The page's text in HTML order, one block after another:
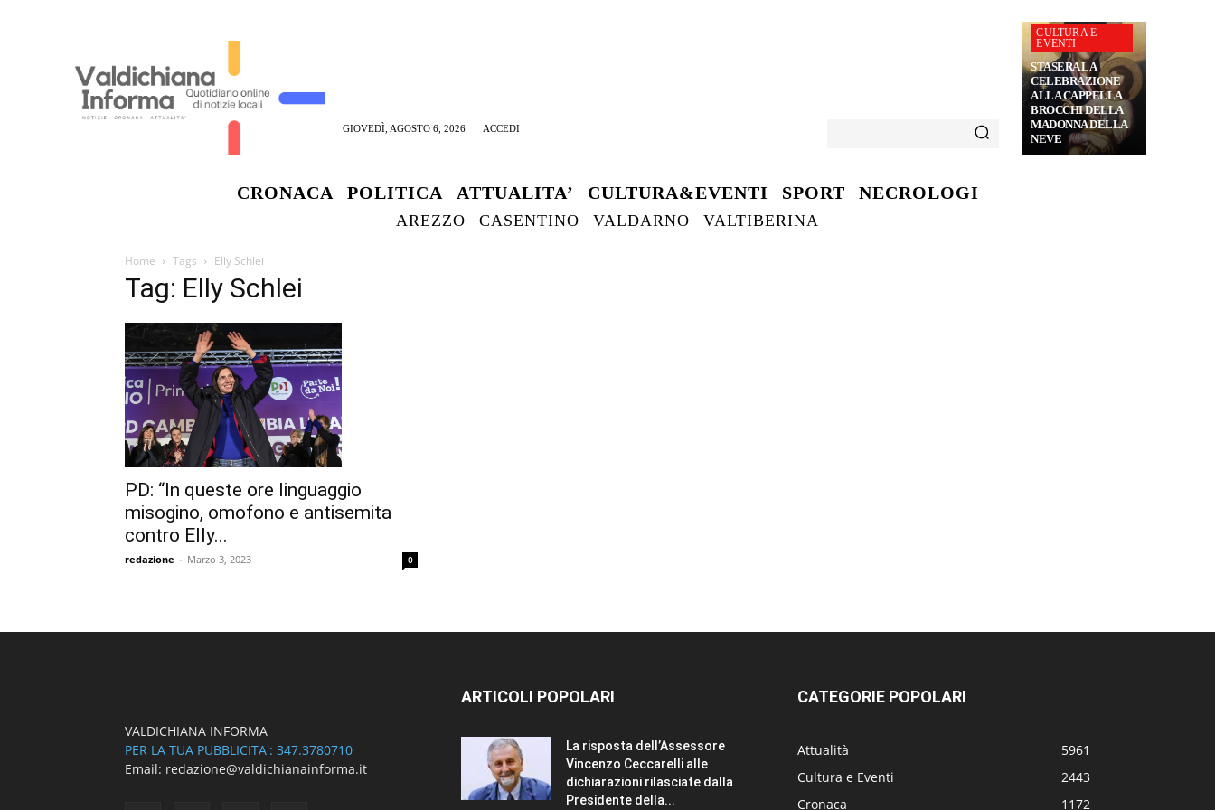
GIOVEDÌ, AGOSTO 6, 2026 ACCEDI
CULTURA E
EVENTI
STASERA LA
CELEBRAZIONE
ALLA CAPPELLA
BROCCHI DELLA
MADONNA DELLA
NEVE
CRONACA POLITICA ATTUALITA’ CULTURA&EVENTI SPORT NECROLOGI
AREZZO CASENTINO VALDARNO VALTIBERINA
Home Tags Elly Schlei
Tag: Elly Schlei
PD: “In queste ore linguaggio
misogino, omofono e antisemita
contro Elly...
redazione - Marzo 3, 2023 0
VALDICHIANA INFORMA
PER LA TUA PUBBLICITA': 347.3780710
Email: redazione@valdichianainforma.it
ARTICOLI POPOLARI
La risposta dell’Assessore
Vincenzo Ceccarelli alle
dichiarazioni rilasciate dalla
Presidente della...
CATEGORIE POPOLARI
Attualità
5961
Cultura e Eventi
2443
Cronaca
1172